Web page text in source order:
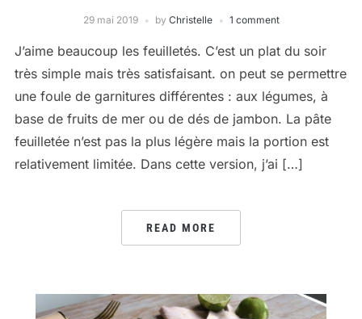
29 mai 2019 by Christelle 1 comment
J’aime beaucoup les feuilletés. C’est un plat du soir
très simple mais très satisfaisant. on peut se permettre
une foule de garnitures différentes : aux légumes, à
base de fruits de mer ou de dés de jambon. La pâte
feuilletée n’est pas la plus légère mais la portion est
relativement limitée. Dans cette version, j’ai […]
READ MORE